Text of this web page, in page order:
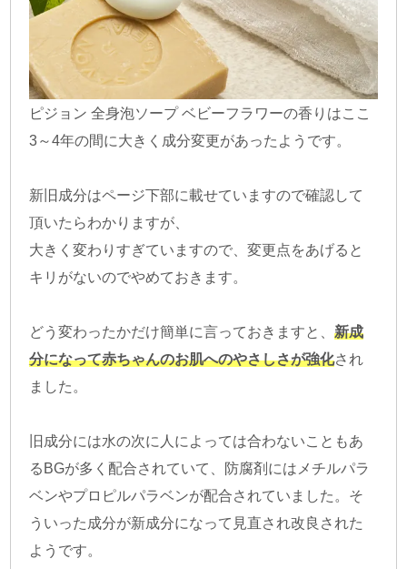
ピジョン 全身泡ソープ ベビーフラワーの香りはここ
3～4年の間に大きく成分変更があったようです。
新旧成分はページ下部に載せていますので確認して
頂いたらわかりますが、
大きく変わりすぎていますので、変更点をあげると
キリがないのでやめておきます。
どう変わったかだけ簡単に言っておきますと、新成
分になって赤ちゃんのお肌へのやさしさが強化され
ました。
旧成分には水の次に人によっては合わないこともあ
るBGが多く配合されていて、防腐剤にはメチルパラ
ベンやプロピルパラベンが配合されていました。そ
ういった成分が新成分になって見直され改良された
ようです。